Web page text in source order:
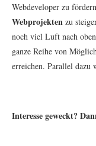
Webdeveloper zu
Webprojekten zu
noch viel Luft nach
ganze Reihe von
erreichen. Parallel dazu
Interesse geweckt?